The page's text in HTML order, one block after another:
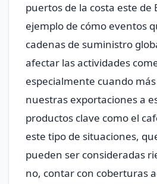
puertos de la costa este de
ejemplo de cómo eventos
cadenas de suministro
afectar las actividades
especialmente cuando
nuestras exportaciones a
productos clave como el
este tipo de situaciones,
pueden ser consideradas
no, contar con coberturas